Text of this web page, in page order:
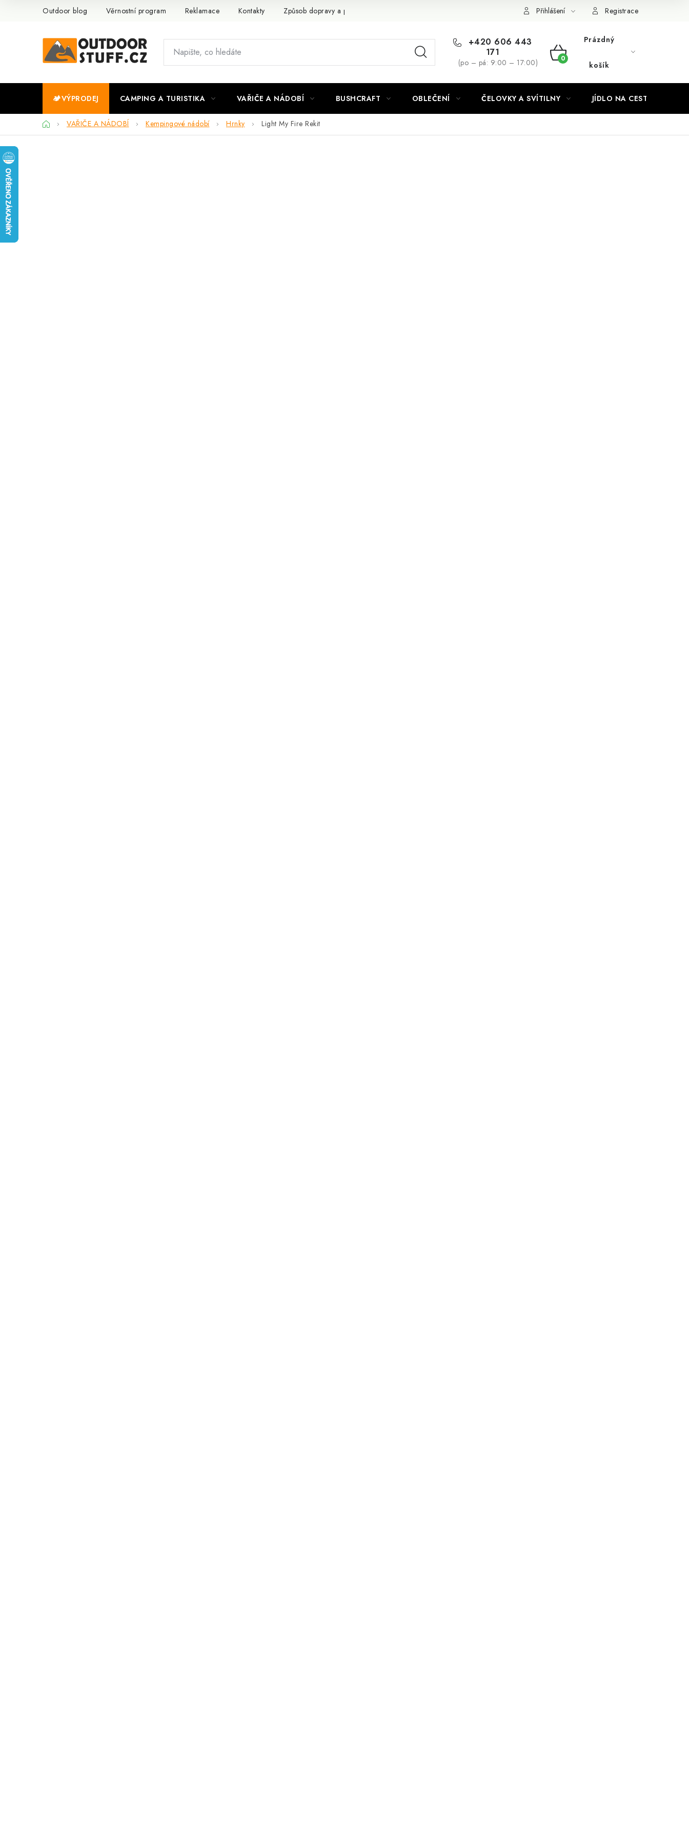
Outdoor blog Věrnostní program Reklamace Kontakty Způsob dopravy a platby Podmínky ochrany osobních údajů
Přihlášení Registrace
+420 606 443
171
(po – pá: 9:00 – 17:00)
NÁKUPNÍ
Prázdný
košík
🏕️VÝPRODEJ CAMPING A TURISTIKA VAŘIČE A NÁDOBÍ BUSHCRAFT OBLEČENÍ ČELOVKY A SVÍTILNY JÍDLO NA CESTY
DomůVAŘIČE A NÁDOBÍ Kempingové nádobí Hrnky Light My Fire Rekit